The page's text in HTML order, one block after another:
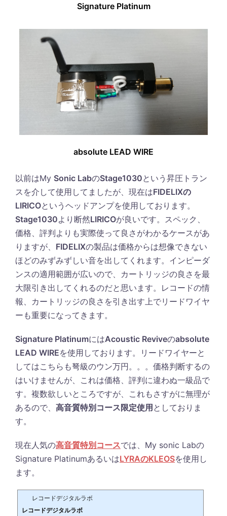
Signature Platinum
absolute LEAD WIRE
以前はMy Sonic LabのStage1030という昇圧トラン
スを介して使用してましたが、現在はFIDELIXの
LIRICOというヘッドアンプを使用しております。
Stage1030より断然LIRICOが良いです。スペック、
価格、評判よりも実際使って良さがわかるケースがあ
りますが、 FIDELIXの製品は価格からは想像できない
ほどのみずみずしい音を出してくれます。インピーダ
ンスの適用範囲が広いので、カートリッジの良さを最
大限引き出してくれるのだと思います。レコードの情
報、カートリッジの良さを引き出す上でリードワイヤ
ーも重要になってきます。
Signature PlatinumにはAcoustic Reviveのabsolute
LEAD WIREを使用しております。リードワイヤーと
してはこちらも弩級のウン万円。。。価格判断するの
はいけませんが、これは価格、評判に違わぬ一級品で
す。複数欲しいところですが、これもさすがに無理が
あるので、 高音質特別コース限定使用 としておりま
す。
現在人気の高音質特別コースでは、My sonic Labの
Signature PlatinumあるいはLYRAのKLEOSを使用し
ます。
レコードデジタルラボ
レコードデジタルラボ